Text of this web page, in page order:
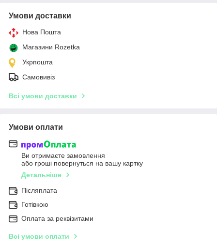
Умови доставки
Нова Пошта
Магазини Rozetka
Укрпошта
Самовивіз
Всі умови доставки
Умови оплати
Ви отримаєте замовлення
або гроші повернуться на вашу картку
Детальніше
Післяплата
Готівкою
Оплата за реквізитами
Всі умови оплати